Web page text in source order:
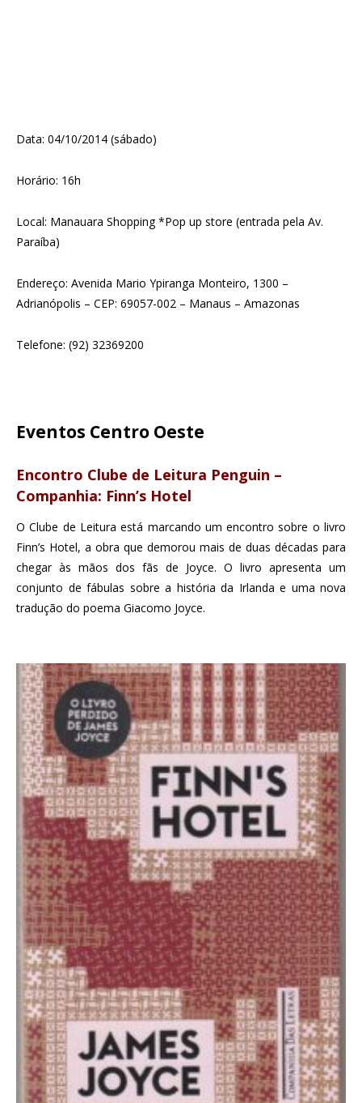
Data: 04/10/2014 (sábado)
Horário: 16h
Local: Manauara Shopping *Pop up store (entrada pela Av.
Paraíba)
Endereço: Avenida Mario Ypiranga Monteiro, 1300 –
Adrianópolis – CEP: 69057-002 – Manaus – Amazonas
Telefone: (92) 32369200
Eventos Centro Oeste
Encontro Clube de Leitura Penguin –
Companhia: Finn’s Hotel
O Clube de Leitura está marcando um encontro sobre o livro
Finn’s Hotel, a obra que demorou mais de duas décadas para
chegar às mãos dos fãs de Joyce. O livro apresenta um
conjunto de fábulas sobre a história da Irlanda e uma nova
tradução do poema Giacomo Joyce.